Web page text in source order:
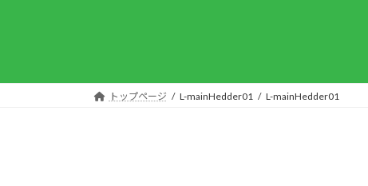
トップページ L-mainHedder01 L-mainHedder01